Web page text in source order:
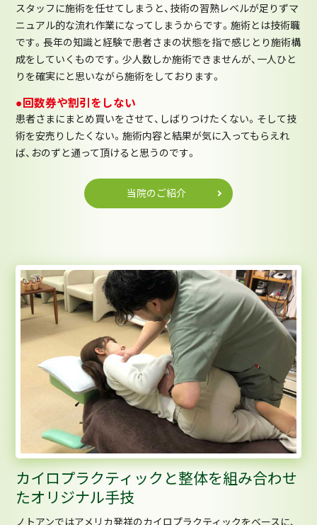
スタッフに施術を任せてしまうと、技術の習熟レベルが足りずマ
ニュアル的な流れ作業になってしまうからです。施術とは技術職
です。長年の知識と経験で患者さまの状態を指で感じとり施術構
成をしていくものです。少人数しか施術できませんが、一人ひと
りを確実にと思いながら施術をしております。
●回数券や割引をしない
患者さまにまとめ買いをさせて、しばりつけたくない。そして技
術を安売りしたくない。施術内容と結果が気に入ってもらえれ
ば、おのずと通って頂けると思うのです。
当院のご紹介
カイロプラクティックと整体を組み合わせ
たオリジナル手技
ノトアンではアメリカ発祥のカイロプラクティックをベースに、